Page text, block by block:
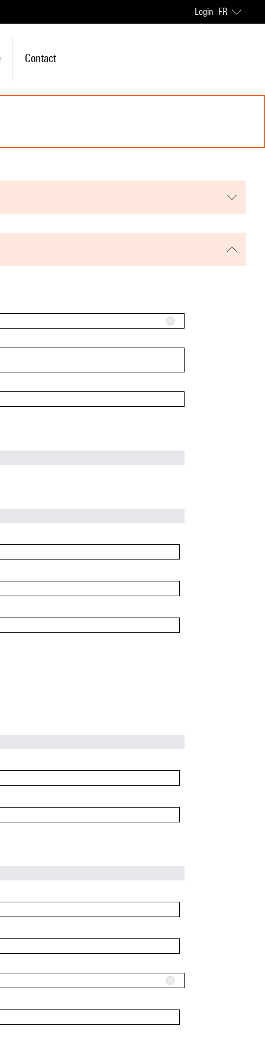
Login FR
Contact